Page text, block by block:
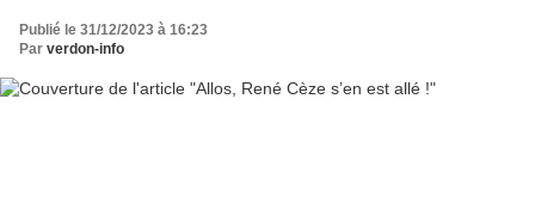
Publié le 31/12/2023 à 16:23
Par verdon-info